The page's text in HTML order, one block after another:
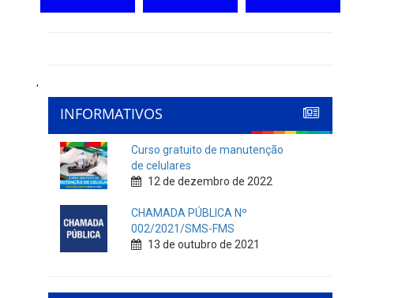
'
INFORMATIVOS
Curso gratuito de manutenção
de celulares
12 de dezembro de 2022
CHAMADA PÚBLICA Nº
002/2021/SMS-FMS
13 de outubro de 2021